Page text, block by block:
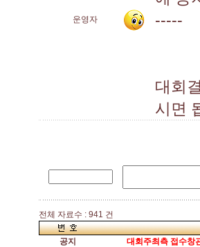
운영자
-----
대회
시면
전체 자료수 : 941 건
공지
대회주최측 접수창